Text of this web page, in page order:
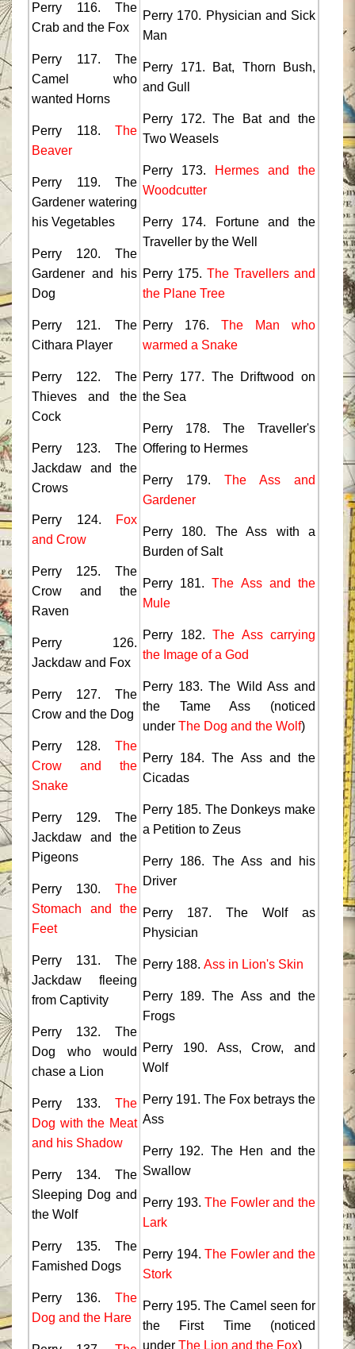
Perry 116. The
Crab and the Fox
Perry 117. The
Camel who
wanted Horns
Perry 118. The
Beaver
Perry 119. The
Gardener watering
his Vegetables
Perry 120. The
Gardener and his
Dog
Perry 121. The
Cithara Player
Perry 122. The
Thieves and the
Cock
Perry 123. The
Jackdaw and the
Crows
Perry 124.
Fox
and Crow
Perry 125. The
Crow and the
Raven
Perry 126.
Jackdaw and Fox
Perry 127. The
Crow and the Dog
Perry 128. The
Crow and the
Snake
Perry 129. The
Jackdaw and the
Pigeons
Perry 130. The
Stomach and the
Feet
Perry 131. The
Jackdaw fleeing
from Captivity
Perry 132. The
Dog who would
chase a Lion
Perry 133. The
Dog with the Meat
and his Shadow
Perry 134. The
Sleeping Dog and
the Wolf
Perry 135. The
Famished Dogs
Perry 136. The
Dog and the Hare
Perry 170. Physician and Sick
Man
Perry 171. Bat, Thorn Bush,
and Gull
Perry 172. The Bat and the
Two Weasels
Perry 173.
Hermes and the
Woodcutter
Perry 174. Fortune and the
Traveller by the Well
Perry 175. The Travellers and
the Plane Tree
Perry 176. The Man who
warmed a Snake
Perry 177. The Driftwood on
the Sea
Perry 178. The Traveller's
Offering to Hermes
Perry 179. The Ass and
Gardener
Perry 180. The Ass with a
Burden of Salt
Perry 181.The Ass and the
Mule
Perry 182. The Ass carrying
the Image of a God
Perry 183. The Wild Ass and
the Tame Ass (noticed
under The Dog and the Wolf)
Perry 184. The Ass and the
Cicadas
Perry 185. The Donkeys make
a Petition to Zeus
Perry 186. The Ass and his
Driver
Perry 187. The Wolf as
Physician
Perry 188. Ass in Lion's Skin
Perry 189. The Ass and the
Frogs
Perry 190. Ass, Crow, and
Wolf
Perry 191. The Fox betrays the
Ass
Perry 192. The Hen and the
Swallow
Perry 193.The Fowler and the
Lark
Perry 194.The Fowler and the
Stork
Perry 195. The Camel seen for
the First Time (noticed
under The Lion and the Fox)